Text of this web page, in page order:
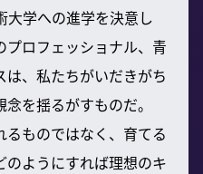
大学への進学を決意し
ロフェッショナル、青
、私たちがいだきがち
を揺るがすものだ。
ものではなく、育てる
ようにすれば理想のキ